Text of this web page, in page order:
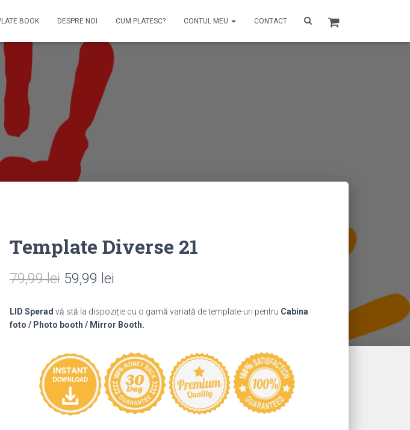
BOOK DESPRE NOI CUM PLATESC? CONTUL MEU CONTACT
Template Diverse 21
79,99lei Prețul
a
79,99 lei.
59,99 lei
este:
LID Sperad vă stă la dispoziție cu o gamă variată de template-uri pentru Cabina
foto / Photo booth / Mirror Booth.